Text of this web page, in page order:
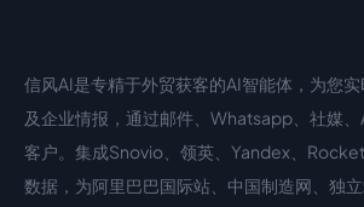
中文入口
信风AI是专精于外贸获客的AI智能体，为您
及企业情报，通过邮件、Whatsapp、社媒
客户。集成Snovio、领英、Yandex、
数据，为阿里巴巴国际站、中国制造网、独